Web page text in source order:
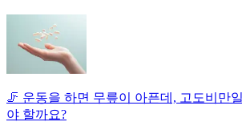
🦵 운동을 하면 무릎이 아픈데, 고도비만
야 할까요?